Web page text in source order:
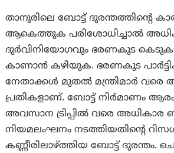
താനൂരിലെ ബോട്ട് ദുരന്തത്തിന്റെ
ആകെത്തുക പരിശോധിച്ചാൽ
ദുർവിനിയോഗവും ഭരണകൂട
കാണാൻ കഴിയുക. ഭരണകൂട
നേതാക്കൾ മുതൽ മന്ത്രിമാർ വരെ
പ്രതികളാണ്. ബോട്ട് നിർമാണം
അവസാന ട്രിപ്പിൽ വരെ അധികാര
നിയമലംഘനം നടത്തിയതിന്റെ
കണ്ണീരിലാഴ്ത്തിയ ബോട്ട് ദുരന്തം.